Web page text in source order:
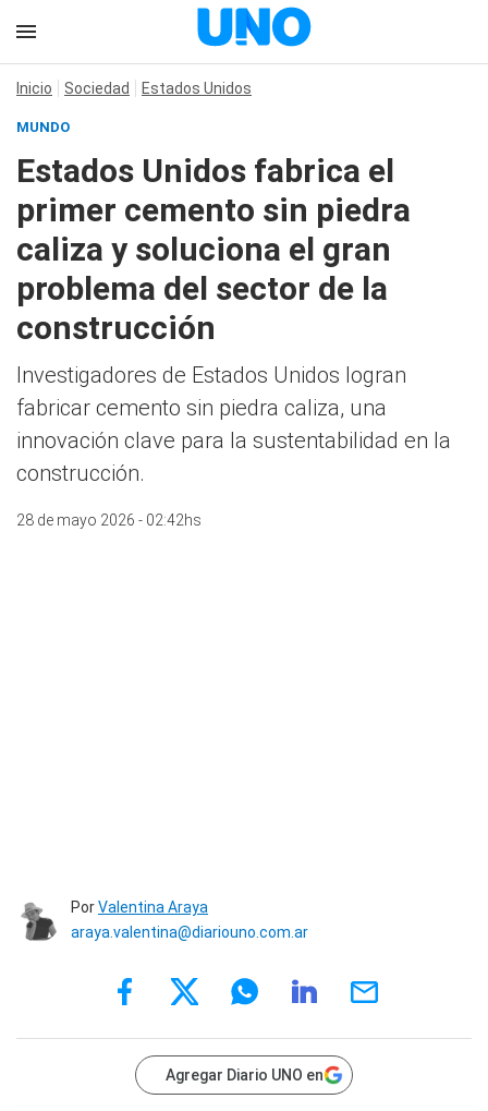
Inicio Sociedad Estados Unidos
MUNDO
Estados Unidos fabrica el
primer cemento sin piedra
caliza y soluciona el gran
problema del sector de la
construcción
Investigadores de Estados Unidos logran
fabricar cemento sin piedra caliza, una
innovación clave para la sustentabilidad en la
construcción.
28 de mayo 2026 - 02:42hs
PorValentina Araya
araya.valentina@diariouno.com.ar
Agregar Diario UNO en